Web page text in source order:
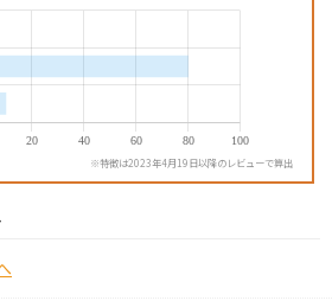
※特徴は2023年4月19日以降のレビューで算出